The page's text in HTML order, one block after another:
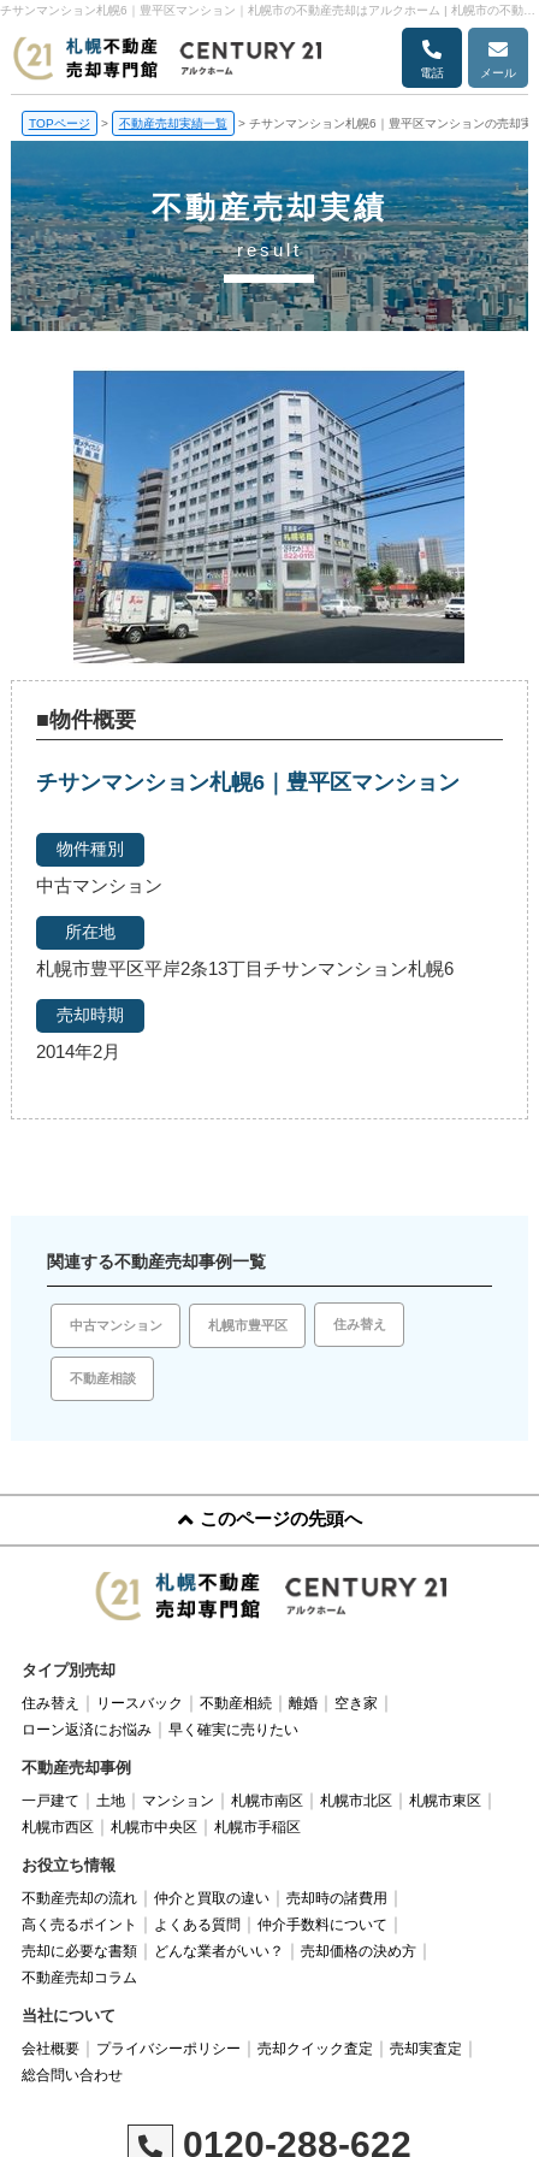
電話 メール
TOPページ > 不動産売却実績一覧 > チサンマンション札幌6｜豊平区マンションの売却実
不動産売却実績
result
■物件概要
チサンマンション札幌6｜豊平区マンション
中古マンション
札幌市豊平区平岸2条13丁目チサンマンション札幌6
2014年2月
関連する不動産売却事例一覧
中古マンション 札幌市豊平区 住み替え
不動産相談
このページの先頭へ
タイプ別売却
住み替え リースバック 不動産相続 離婚
空き家
ローン返済にお悩み
早く確実に売りたい
不動産売却事例
一戸建て 土地 マンション 札幌市南区 札幌市北区
札幌市東区
札幌市西区
札幌市中央区 札幌市手稲区
お役立ち情報
不動産売却の流れ 仲介と買取の違い
売却時の諸費用
高く売るポイント
よくある質問
仲介手数料について
売却に必要な書類
どんな業者がいい？
売却価格の決め方
不動産売却コラム
当社について
会社概要 プライバシーポリシー 売却クイック査定
売却実査定
総合問い合わせ
0120-288-622